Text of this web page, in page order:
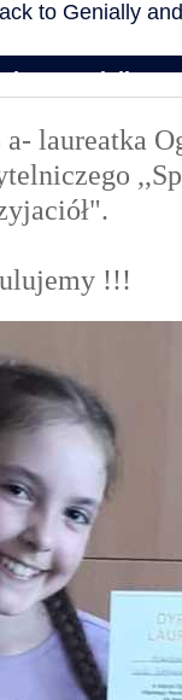
laureatka
!!!